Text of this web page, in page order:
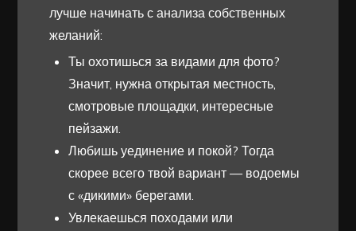
лучше начинать с анализа собственных
желаний:
Ты охотишься за видами для фото?
Значит, нужна открытая местность,
смотровые площадки, интересные
пейзажи.
Любишь уединение и покой? Тогда
скорее всего твой вариант — водоемы
с «дикими» берегами.
Увлекаешься походами или